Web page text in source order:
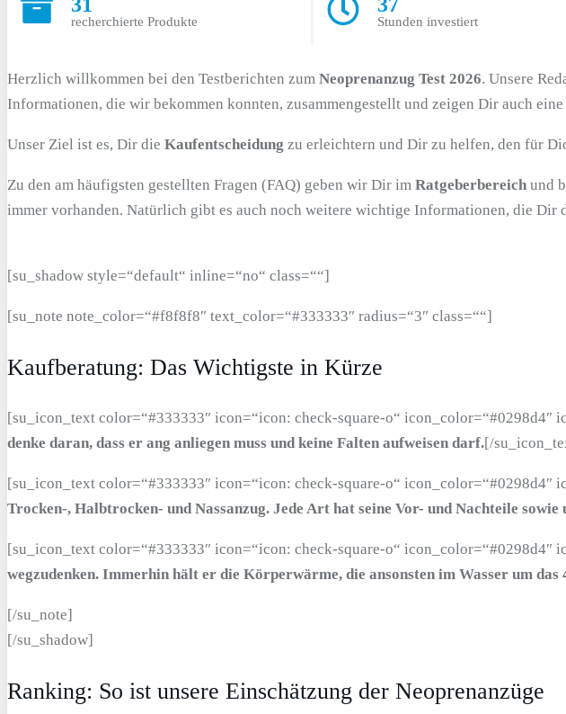
recherchierte Produkte Stunden investiert
Herzlich willkommen bei den Testberichten zum Neoprenanzug Test 2026. Unsere
Informationen, die wir bekommen konnten, zusammengestellt und zeigen Dir auch
Unser Ziel ist es, Dir die Kaufentscheidung zu erleichtern und Dir zu helfen, den für
Zu den am häufigsten gestellten Fragen (FAQ) geben wir Dir im Ratgeberbereich und
immer vorhanden. Natürlich gibt es auch noch weitere wichtige Informationen, die Dir
[su_shadow style=“default“ inline=“no“ class=““]
[su_note note_color=“#f8f8f8″ text_color=“#333333″ radius=“3″ class=““]
Kaufberatung: Das Wichtigste in Kürze
[su_icon_text color=“#333333″ icon=“icon: check-square-o“ icon_color=“#0298d4″
denke daran, dass er ang anliegen muss und keine Falten aufweisen darf.[/
[su_icon_text color=“#333333″ icon=“icon: check-square-o“ icon_color=“#0298d4″
Trocken-, Halbtrocken- und Nassanzug. Jede Art hat seine Vor- und Nachteile
[su_icon_text color=“#333333″ icon=“icon: check-square-o“ icon_color=“#0298d4″
wegzudenken. Immerhin hält er die Körperwärme, die ansonsten im Wasser um das
[/su_note]
[/su_shadow]
Ranking: So ist unsere Einschätzung der Neoprenanzüge